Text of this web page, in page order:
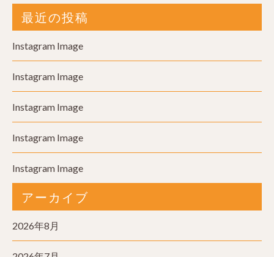
最近の投稿
Instagram Image
Instagram Image
Instagram Image
Instagram Image
Instagram Image
アーカイブ
2026年8月